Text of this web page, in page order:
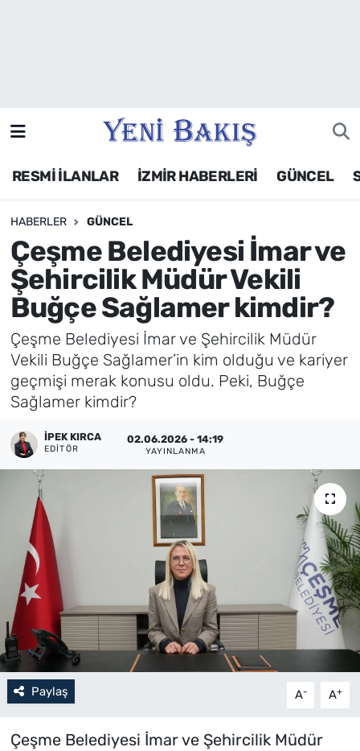
RESMİ İLANLAR İZMİR HABERLERİ GÜNCEL
HABERLER GÜNCEL
Çeşme Belediyesi İmar ve
Şehircilik Müdür Vekili
Buğçe Sağlamer kimdir?
Çeşme Belediyesi İmar ve Şehircilik Müdür
Vekili Buğçe Sağlamer’in kim olduğu ve kariyer
geçmişi merak konusu oldu. Peki, Buğçe
Sağlamer kimdir?
İPEK KIRCA
EDITÖR
02.06.2026 - 14:19
YAYINLANMA
Paylaş A- A+
Çeşme Belediyesi İmar ve Şehircilik Müdür
Siyaset
Asayiş / Polis-Adliye
Spor
Magazin
Foto Galeri
Künye
İletişim